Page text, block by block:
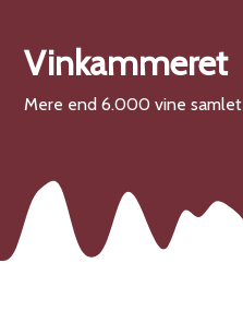
Vinkammeret
Mere end 6.000 vine